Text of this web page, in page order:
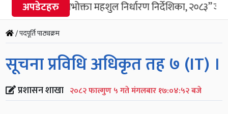
अपडेटहरु
“विद्युत उपभोक्ता महशुल निर्धारण निर्देशिका, २०८३”
/ पदपूर्ति पाठ्यक्रम
सूचना प्रविधि अधिकृत तह ७ (IT) ।
प्रशासन शाखा २०८२ फाल्गुण ५ गते मंगलबार १७:०४:५२ बजे